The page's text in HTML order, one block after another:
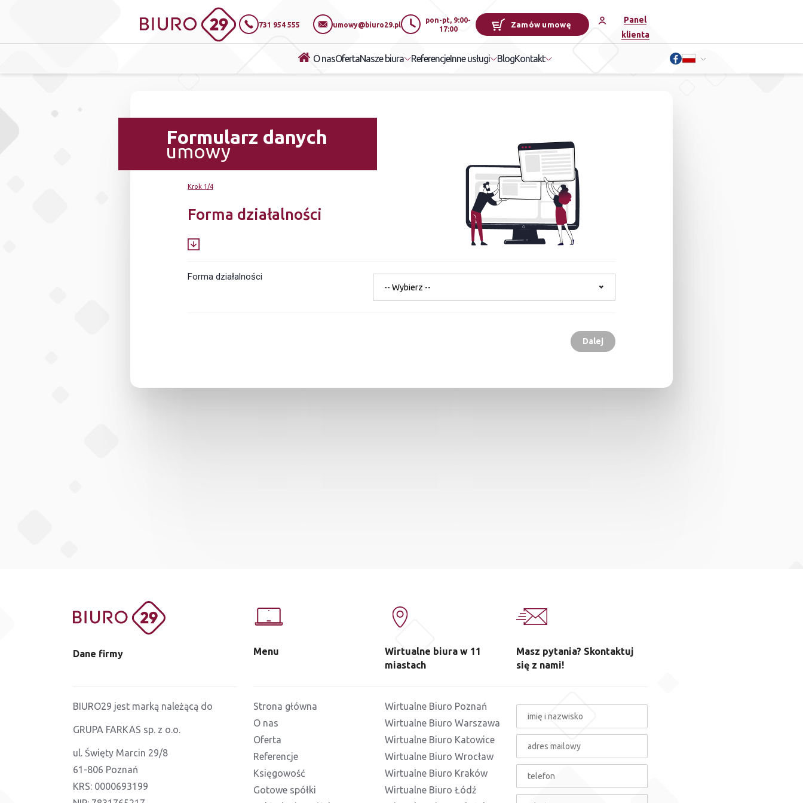
731 954 555 umowy@biuro29.pl
pon-pt, 9:00-
17:00
Zamów umowę
Panel
klienta
O nasOfertaNasze biura ReferencjeInne usługi BlogKontakt
Formularz danych
umowy
Krok 1/4
Forma działalności
Forma działalności
-- Wybierz --
Dalej
Dane firmy
BIURO29 jest marką należącą do
GRUPA FARKAS sp. z o.o.
ul. Święty Marcin 29/8
61-806 Poznań
KRS: 0000693199
Menu
Strona główna
O nas
Oferta
Referencje
Księgowość
Gotowe spółki
Wirtualne biura w 11
miastach
Wirtualne Biuro Poznań
Wirtualne Biuro Warszawa
Wirtualne Biuro Katowice
Wirtualne Biuro Wrocław
Wirtualne Biuro Kraków
Wirtualne Biuro Łódź
Masz pytania? Skontaktuj
się z nami!